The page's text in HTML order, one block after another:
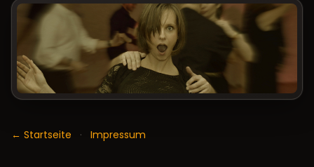
← Startseite · Impressum